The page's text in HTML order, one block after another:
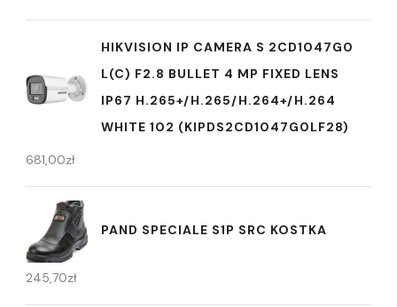
HIKVISION IP CAMERA S 2CD1047G0
L(C) F2.8 BULLET 4 MP FIXED LENS
IP67 H.265+/H.265/H.264+/H.264
WHITE 102 (KIPDS2CD1047G0LF28)
681,00zł
PAND SPECIALE S1P SRC KOSTKA
245,70zł